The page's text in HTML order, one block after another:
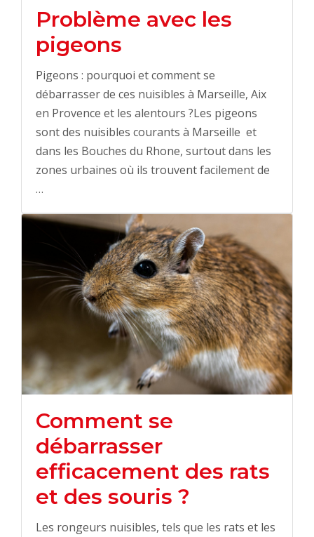
Problème avec les
pigeons
Pigeons : pourquoi et comment se
débarrasser de ces nuisibles à Marseille, Aix
en Provence et les alentours ?Les pigeons
sont des nuisibles courants à Marseille et
dans les Bouches du Rhone, surtout dans les
zones urbaines où ils trouvent facilement de
…
Comment se
débarrasser
efficacement des rats
et des souris ?
Les rongeurs nuisibles, tels que les rats et les